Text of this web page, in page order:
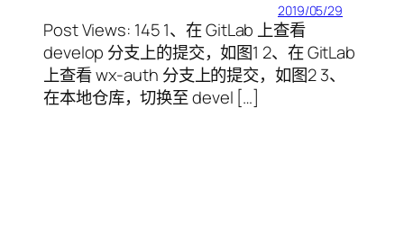
2019/05/29
Post Views: 145 1、在 GitLab 上查看
develop 分支上的提交，如图1 2、在 GitLab
上查看 wx-auth 分支上的提交，如图2 3、
在本地仓库，切换至 devel […]